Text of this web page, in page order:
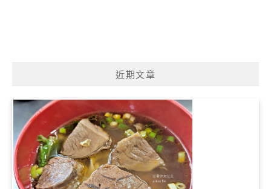
近期文章